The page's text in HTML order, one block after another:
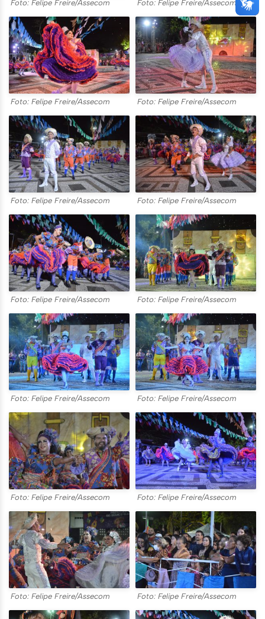
Foto: Felipe Freire/Assecom Foto: Felipe Freire/Assecom
Foto: Felipe Freire/Assecom Foto: Felipe Freire/Assecom
Foto: Felipe Freire/Assecom Foto: Felipe Freire/Assecom
Foto: Felipe Freire/Assecom Foto: Felipe Freire/Assecom
Foto: Felipe Freire/Assecom Foto: Felipe Freire/Assecom
Foto: Felipe Freire/Assecom Foto: Felipe Freire/Assecom
Foto: Felipe Freire/Assecom Foto: Felipe Freire/Assecom